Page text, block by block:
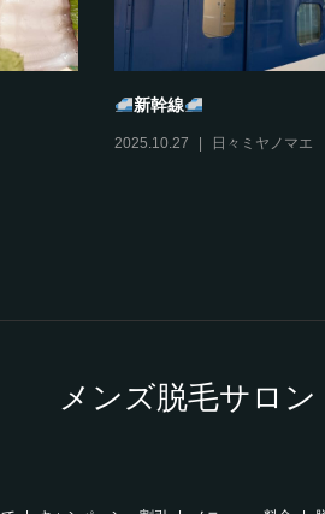
びすとろどあ
2025.12.10 グルメ ,伊丹情報
メンズ脱毛サロ